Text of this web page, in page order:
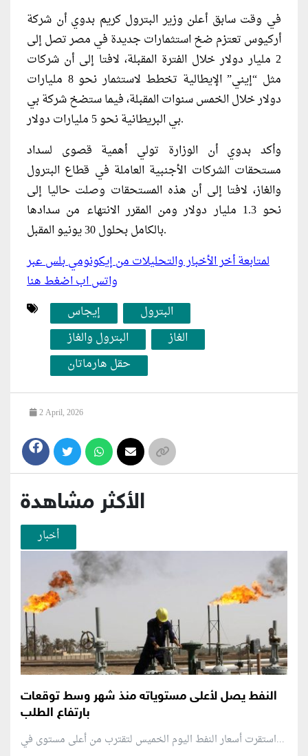
في وقت سابق أعلن وزير البترول كريم بدوي أن شركة
أركيوس تعتزم ضخ استثمارات جديدة في مصر تصل إلى
2 مليار دولار خلال الفترة المقبلة، لافتا إلى أن شركات
مثل “إيني” الإيطالية تخطط لاستثمار نحو 8 مليارات
دولار خلال الخمس سنوات المقبلة، فيما ستضخ شركة بي
بي البريطانية نحو 5 مليارات دولار.
وأكد بدوي أن الوزارة تولي أهمية قصوى لسداد
مستحقات الشركات الأجنبية العاملة في قطاع البترول
والغاز، لافتا إلى أن هذه المستحقات وصلت حاليا إلى
نحو 1.3 مليار دولار ومن المقرر الانتهاء من سدادها
بالكامل بحلول 30 يونيو المقبل.
لمتابعة أخر الأخبار والتحليلات من إيكونومي بلس عبر
واتس اب اضغط هنا
إيجاس
البترول
البترول والغاز
الغاز
حقل هارماتان
2 April, 2026
الأكثر مشاهدة
أخبار
النفط يصل لأعلى مستوياته منذ شهر وسط توقعات
بارتفاع الطلب
استقرت أسعار النفط اليوم الخميس لتقترب من أعلى مستوى في...